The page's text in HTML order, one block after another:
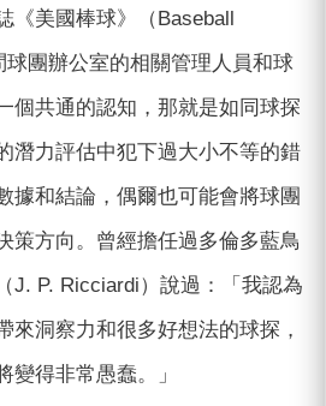
《美國棒球》（Baseball
團辦公室的相關管理人員和球
個共通的認知，那就是如同球探
潛力評估中犯下過大小不等的錯
據和結論，偶爾也可能會將球團
策方向。曾經擔任過多倫多藍鳥
J. P. Ricciardi）說過：「我認為
來洞察力和很多好想法的球探，
變得非常愚蠢。」